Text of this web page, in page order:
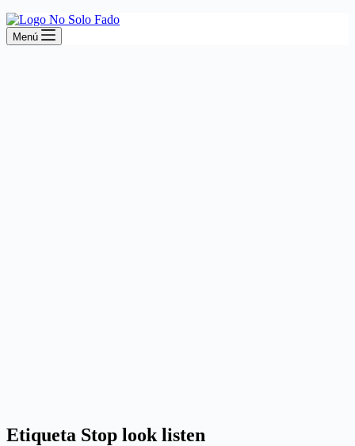
Menú
Etiqueta Stop look listen